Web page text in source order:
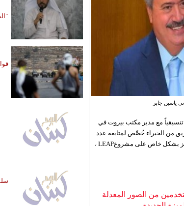
ياسين جابر
تنسيقياً مع مدير مكتب بيروت في
من الخبراء خُصِّص لمتابعة عدد
من المشاريع قيد التنفيذ، وجرى التركيز بشكل خاص على مشروعLEAP ،
من الصور المعدلة